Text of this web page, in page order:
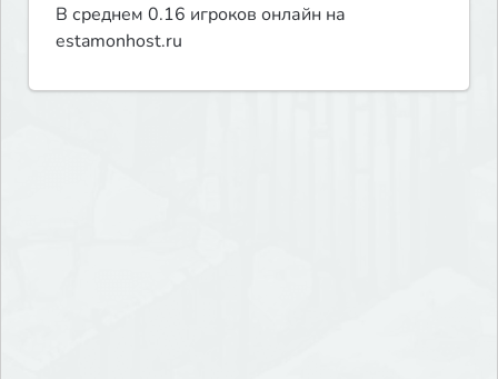
В среднем 0.16 игроков онлайн на
estamonhost.ru